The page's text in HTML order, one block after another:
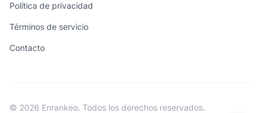
Política de privacidad
Términos de servicio
Contacto
© 2026 Enrankeo. Todos los derechos reservados.